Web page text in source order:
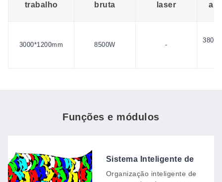
trabalho
bruta
laser
3000*1200mm 8500W -
Funções e módulos
Sistema Inteligente de
Agrupamento de
Organização inteligente de